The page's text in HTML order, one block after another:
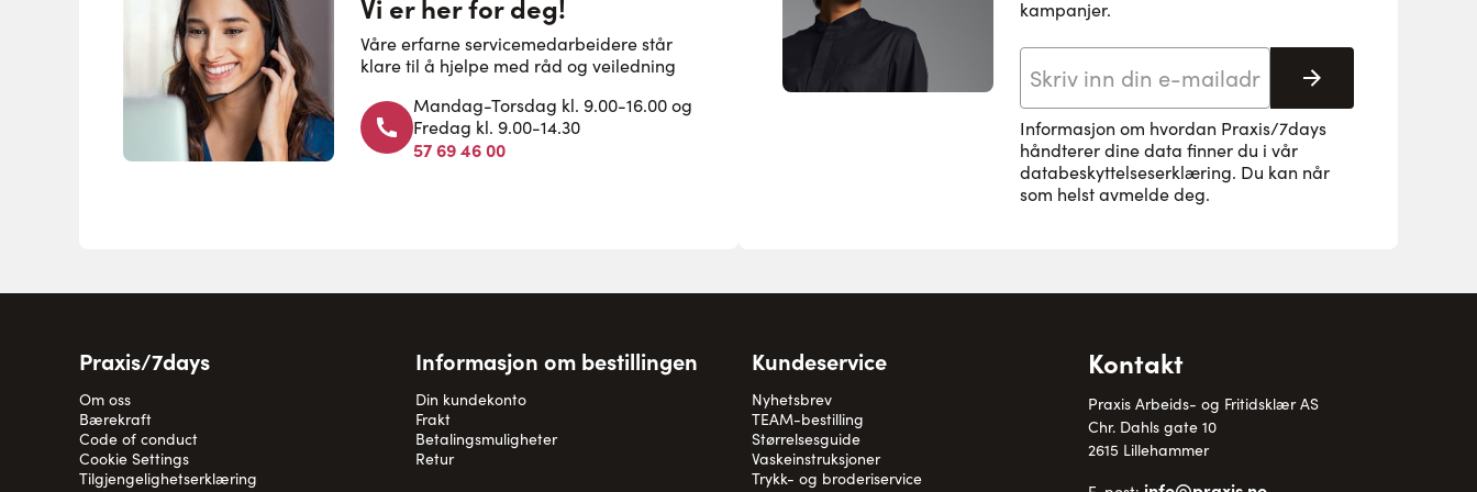
Våre erfarne servicemedarbeidere står
klare til å hjelpe med råd og veiledning
Mandag-Torsdag kl. 9.00-16.00 og
Fredag kl. 9.00-14.30
57 69 46 00
kampanjer.
Abonnere
Informasjon om hvordan Praxis/7days
håndterer dine data finner du i vår
databeskyttelseserklæring. Du kan når
som helst avmelde deg.
Praxis/7days
Om oss
Bærekraft
Code of conduct
Cookie Settings
Tilgjengelighetserklæring
Informasjon om bestillingen
Din kundekonto
Frakt
Betalingsmuligheter
Retur
Kundeservice
Nyhetsbrev
TEAM-bestilling
Størrelsesguide
Vaskeinstruksjoner
Trykk- og broderiservice
Kontakt
Praxis Arbeids- og Fritidsklær AS
Chr. Dahls gate 10
2615 Lillehammer